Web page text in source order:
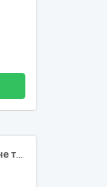
Обладнання стерилізаційне, дезінфекційне та санітарно-гігієнічне